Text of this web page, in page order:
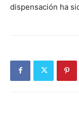
dispensación ha